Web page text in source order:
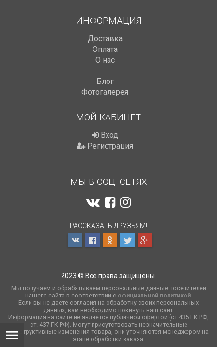
ИНФОРМАЦИЯ
Доставка
Оплата
О нас
Блог
Фотогалерея
МОЙ КАБИНЕТ
Вход
Регистрация
МЫ В СОЦ. СЕТЯХ
РАССКАЗАТЬ ДРУЗЬЯМ!
2023 © Все права защищены.
Мы получаем и обрабатываем персональные данные посетителей
нашего сайта в соответствии с официальной политикой.
Если вы не даете согласия на обработку своих персональных
данных, вам необходимо покинуть наш сайт.
Информация на сайте не является публичной офертой (ст.435 ГК РФ,
cт. 437 ГК РФ). Могут присутствовать незначительные
конструктивные изменения товара, они уточняются менеджером на
этапе обработки заказа.